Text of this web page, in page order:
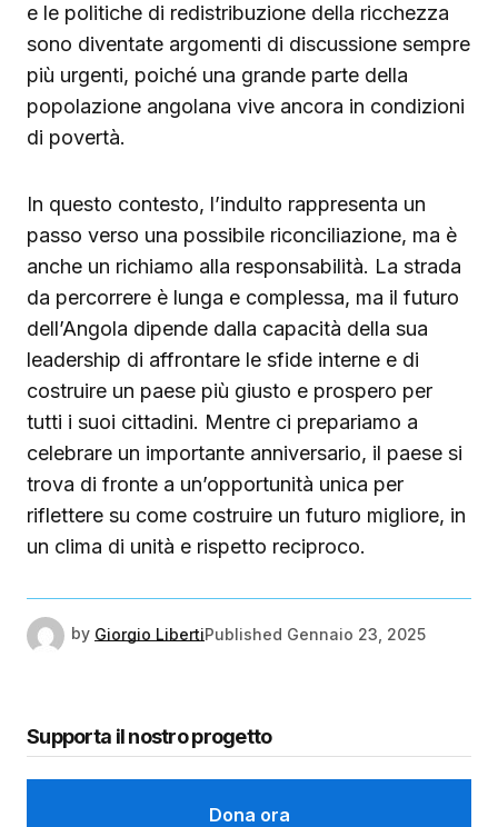
e le politiche di redistribuzione della ricchezza
sono diventate argomenti di discussione sempre
più urgenti, poiché una grande parte della
popolazione angolana vive ancora in condizioni
di povertà.
In questo contesto, l’indulto rappresenta un
passo verso una possibile riconciliazione, ma è
anche un richiamo alla responsabilità. La strada
da percorrere è lunga e complessa, ma il futuro
dell’Angola dipende dalla capacità della sua
leadership di affrontare le sfide interne e di
costruire un paese più giusto e prospero per
tutti i suoi cittadini. Mentre ci prepariamo a
celebrare un importante anniversario, il paese si
trova di fronte a un’opportunità unica per
riflettere su come costruire un futuro migliore, in
un clima di unità e rispetto reciproco.
by Giorgio LibertiPublished Gennaio 23, 2025
Supporta il nostro progetto
Dona ora